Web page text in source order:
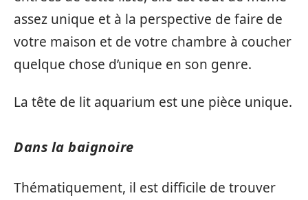
assez unique et à la perspective de faire de
votre maison et de votre chambre à coucher
quelque chose d’unique en son genre.
La tête de lit aquarium est une pièce unique.
Dans la baignoire
Thématiquement, il est difficile de trouver